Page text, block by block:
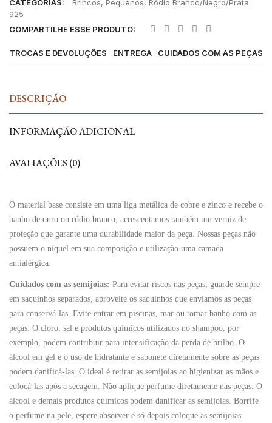
CATEGORIAS:
Brincos, Pequenos, Ródio Branco/Negro/Prata
925
COMPARTILHE ESSE PRODUTO:
TROCAS E DEVOLUÇÕES ENTREGA CUIDADOS COM AS PEÇAS
DESCRIÇÃO
INFORMAÇÃO ADICIONAL
AVALIAÇÕES (0)
O material base consiste em uma liga metálica de cobre e zinco e recebe o
banho de ouro ou ródio branco, acrescentamos também um verniz de
proteção que garante uma durabilidade maior da peça. Nossas peças não
possuem o níquel em sua composição e utilização uma camada
antialérgica.
Cuidados com as semijoias: Para evitar riscos nas peças, guarde sempre
em saquinhos separados, aproveite os saquinhos que enviamos as peças
para conservá-las. Evite entrar em piscinas, mar ou tomar banho com as
peças. O cloro, sal e produtos químicos utilizados no shampoo, por
exemplo, podem contribuir para intensificação da perda de brilho. O
álcool em gel e o uso de hidratante e sabonete diretamente sobre as peças
podem danificá-las. O ideal é retirar as semijoias ao higienizar as mãos e
colocá-las após a secagem. Não aplique perfume diretamente nas peças. O
álcool e demais produtos químicos podem danificar as semijoias. Borrife
o perfume na pele, espere absorver e só depois coloque as semijoias.